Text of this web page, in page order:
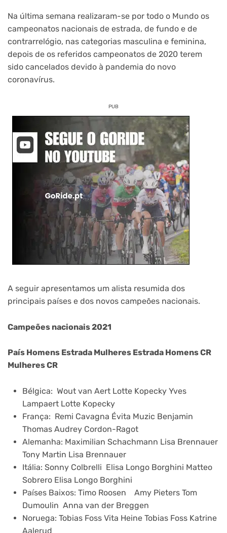
Na última semana realizaram-se por todo o Mundo os
campeonatos nacionais de estrada, de fundo e de
contrarrelógio, nas categorias masculina e feminina,
depois de os referidos campeonatos de 2020 terem
sido cancelados devido à pandemia do novo
coronavírus.
PUB
A seguir apresentamos um alista resumida dos
principais países e dos novos campeões nacionais.
Campeões nacionais 2021
País Homens Estrada Mulheres Estrada Homens CR
Mulheres CR
Bélgica: Wout van Aert Lotte Kopecky Yves
Lampaert Lotte Kopecky
França: Remi Cavagna Évita Muzic Benjamin
Thomas Audrey Cordon-Ragot
Alemanha: Maximilian Schachmann Lisa Brennauer
Tony Martin Lisa Brennauer
Itália: Sonny Colbrelli Elisa Longo Borghini Matteo
Sobrero Elisa Longo Borghini
Países Baixos: Timo Roosen Amy Pieters Tom
Dumoulin Anna van der Breggen
Noruega: Tobias Foss Vita Heine Tobias Foss Katrine
Aalerud